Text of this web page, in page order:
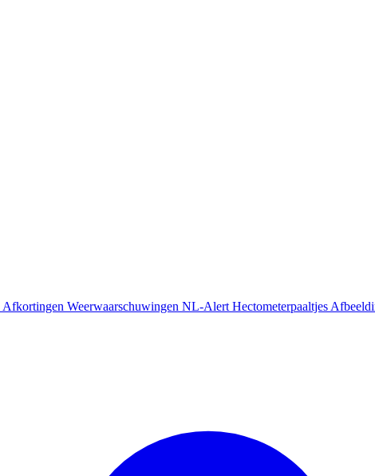
Afkortingen Weerwaarschuwingen NL-Alert Hectometerpaaltjes